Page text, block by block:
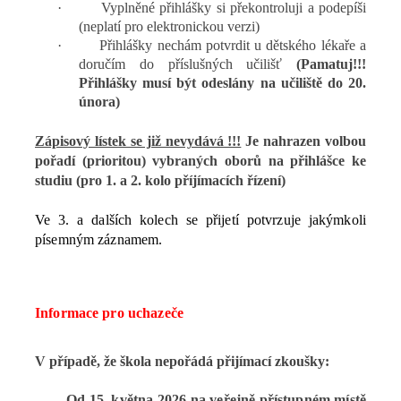
·
Vyplněné přihlášky si překontroluji a podepíši
(neplatí pro elektronickou verzi)
·
Přihlášky nechám potvrdit u dětského lékaře a
doručím do příslušných učilišť (Pamatuj!!!
Přihlášky musí být odeslány na učiliště do 20.
února)
Zápisový lístek se již nevydává !!! Je nahrazen volbou
pořadí (prioritou) vybraných oborů na přihlášce ke
studiu (pro 1. a 2. kolo příjímacích řízení)
Ve 3. a dalších kolech se přijetí potvrzuje jakýmkoli
písemným záznamem.
Informace pro uchazeče
V případě, že škola nepořádá přijímací zkoušky: